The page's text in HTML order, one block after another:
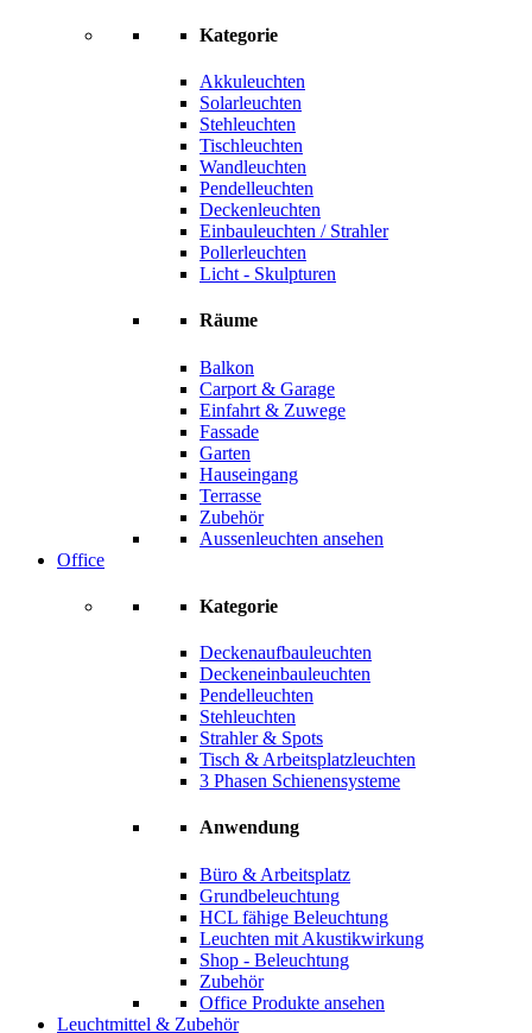
Kategorie
Akkuleuchten
Solarleuchten
Stehleuchten
Tischleuchten
Wandleuchten
Pendelleuchten
Deckenleuchten
Einbauleuchten / Strahler
Pollerleuchten
Licht - Skulpturen
Räume
Balkon
Carport & Garage
Einfahrt & Zuwege
Fassade
Garten
Hauseingang
Terrasse
Zubehör
Aussenleuchten ansehen
Office
Kategorie
Deckenaufbauleuchten
Deckeneinbauleuchten
Pendelleuchten
Stehleuchten
Strahler & Spots
Tisch & Arbeitsplatzleuchten
3 Phasen Schienensysteme
Anwendung
Büro & Arbeitsplatz
Grundbeleuchtung
HCL fähige Beleuchtung
Leuchten mit Akustikwirkung
Shop - Beleuchtung
Zubehör
Office Produkte ansehen
Leuchtmittel & Zubehör